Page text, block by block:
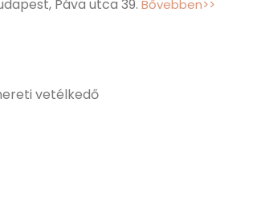
Páva utca 39. Bővebben>>
vetélkedő